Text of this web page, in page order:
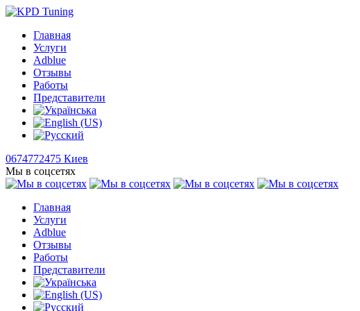
Главная
Услуги
Adblue
Отзывы
Работы
Представители
0674772475 Киев
Мы в соцсетях
Главная
Услуги
Adblue
Отзывы
Работы
Представители